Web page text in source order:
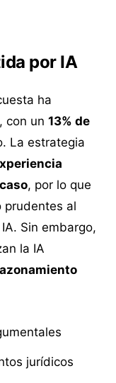
por IA
ha
, con un 13% de
La estrategia
, por lo que
prudentes al
Sin embargo,
la IA
jurídicos